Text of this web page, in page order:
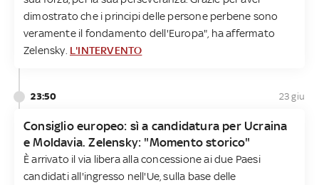
dimostrato che i principi delle persone perbene sono
veramente il fondamento dell'Europa", ha affermato
Zelensky. L'INTERVENTO
23:50 23 giu
Consiglio europeo: sì a candidatura per Ucraina
e Moldavia. Zelensky: "Momento storico"
È arrivato il via libera alla concessione ai due Paesi
candidati all'ingresso nell'Ue, sulla base delle